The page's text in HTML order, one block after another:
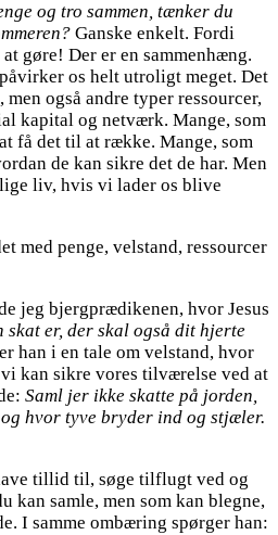
og tro sammen, tænker du
Ganske enkelt. Fordi
gøre! Der er en sammenhæng.
os helt utroligt meget. Det
også andre typer ressourcer,
kapital og netværk. Mange, som
få det til at række. Mange, som
de kan sikre det de har. Men
liv, hvis vi lader os blive
med penge, velstand, ressourcer
jeg bjergprædikenen, hvor Jesus
skat er, der skal også dit hjerte
han i en tale om velstand, hvor
kan sikre vores tilværelse ved at
Saml jer ikke skatte på jorden,
hvor tyve bryder ind og stjæler.
tillid til, søge tilflugt ved og
kan samle, men som kan blegne,
I samme ombæring spørger han: